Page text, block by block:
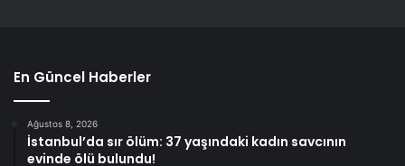
En Güncel Haberler
Ağustos 8, 2026
İstanbul’da sır ölüm: 37 yaşındaki kadın savcının
evinde ölü bulundu!